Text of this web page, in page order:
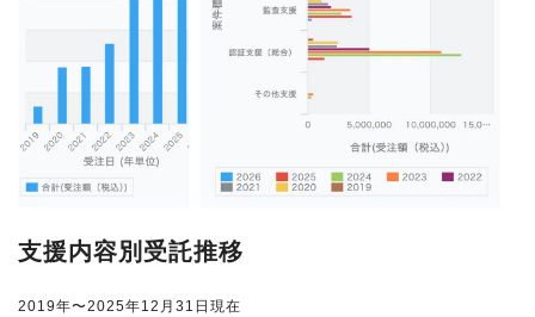
支援内容別受託推移
2019年〜2025年12月31日現在